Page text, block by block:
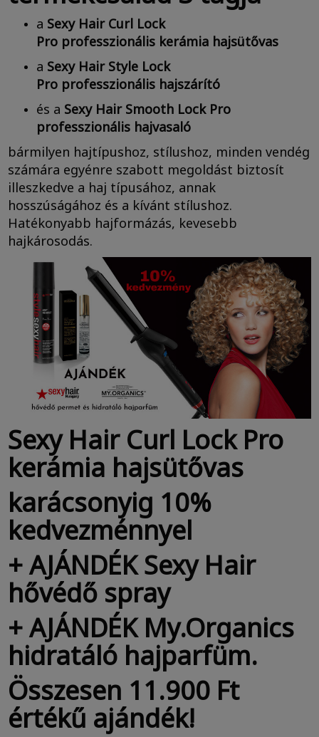
a Sexy Hair Curl Lock
Pro professzionális kerámia hajsütővas
a Sexy Hair Style Lock
Pro professzionális hajszárító
és a Sexy Hair Smooth Lock Pro
professzionális hajvasaló
bármilyen hajtípushoz, stílushoz, minden vendég
számára egyénre szabott megoldást biztosít
illeszkedve a haj típusához, annak
hosszúságához és a kívánt stílushoz.
Hatékonyabb hajformázás, kevesebb
hajkárosodás.
Sexy Hair Curl Lock Pro
kerámia hajsütővas
karácsonyig 10%
kedvezménnyel
+ AJÁNDÉK Sexy Hair
hővédő spray
+ AJÁNDÉK My.Organics
hidratáló hajparfüm.
Összesen 11.900 Ft
értékű ajándék!